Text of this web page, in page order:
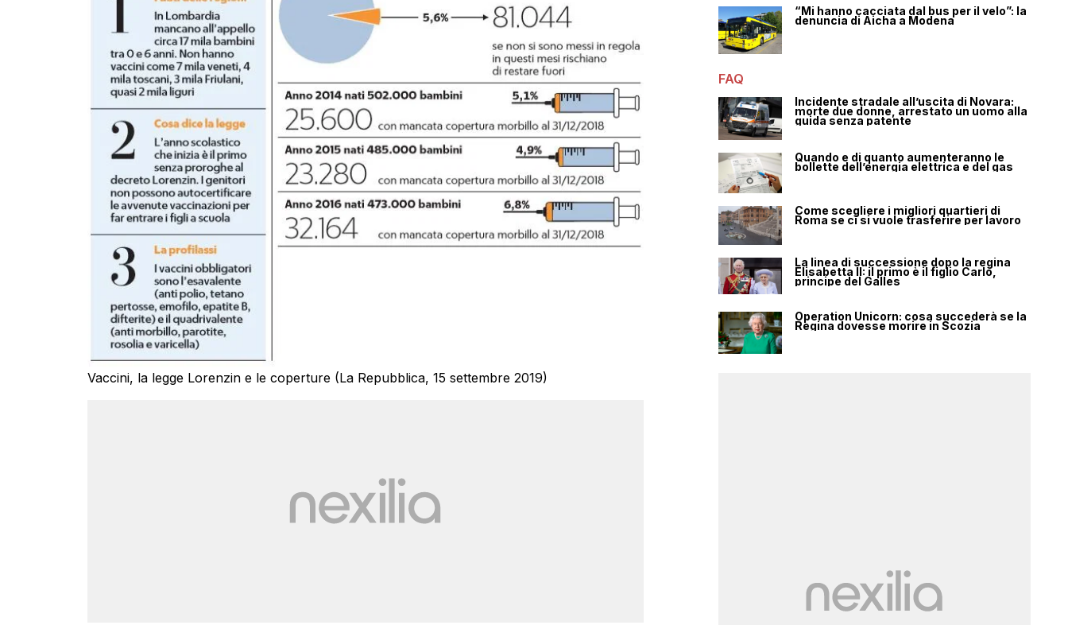
Vaccini, la legge Lorenzin e le coperture (La Repubblica, 15 settembre 2019)
“Mi hanno cacciata dal bus per il velo”: la
denuncia di Aicha a Modena
FAQ
Incidente stradale all’uscita di Novara:
morte due donne, arrestato un uomo alla
guida senza patente
Quando e di quanto aumenteranno le
bollette dell’energia elettrica e del gas
Come scegliere i migliori quartieri di
Roma se ci si vuole trasferire per lavoro
La linea di successione dopo la regina
Elisabetta II: il primo è il figlio Carlo,
principe del Galles
Operation Unicorn: cosa succederà se la
Regina dovesse morire in Scozia